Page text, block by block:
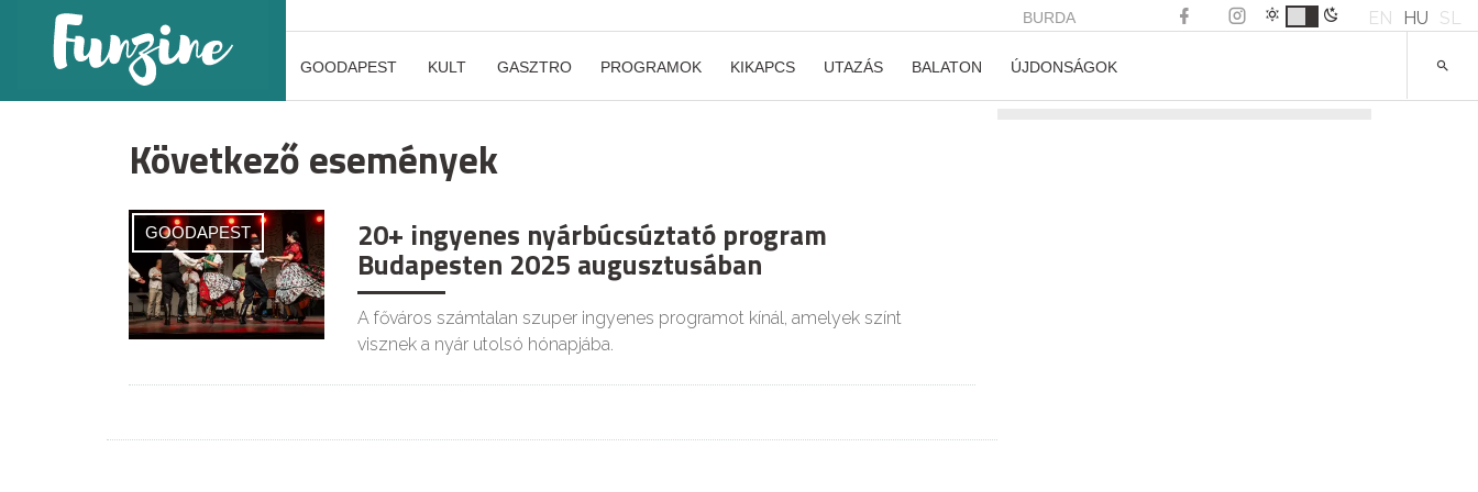
BURDA EN HU SL
GOODAPEST KULT GASZTRO PROGRAMOK KIKAPCS UTAZÁS BALATON ÚJDONSÁGOK
Következő események
GOODAPEST 20+ ingyenes nyárbúcsúztató program
Budapesten 2025 augusztusában
A főváros számtalan szuper ingyenes programot kínál, amelyek színt
visznek a nyár utolsó hónapjába.